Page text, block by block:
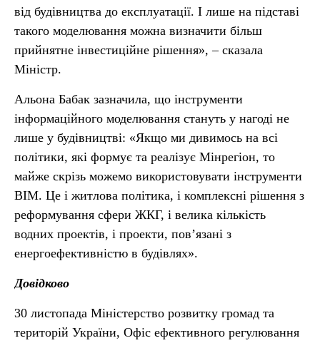
від будівництва до експлуатації. І лише на підставі
такого моделювання можна визначити більш
прийнятне інвестиційне рішення», – сказала
Міністр.
Альона Бабак зазначила, що інструменти
інформаційного моделювання стануть у нагоді не
лише у будівництві: «Якщо ми дивимось на всі
політики, які формує та реалізує Мінрегіон, то
майже скрізь можемо використовувати інструменти
ВІМ. Це і житлова політика, і комплексні рішення з
реформування сфери ЖКГ, і велика кількість
водних проектів, і проекти, пов’язані з
енергоефективністю в будівлях».
Довідково
30 листопада Міністерство розвитку громад та
територій України, Офіс ефективного регулювання